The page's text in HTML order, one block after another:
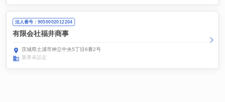
法人番号：9050002012204
有限会社福井商事
茨城県土浦市神立中央5丁目6番2号
業界未設定